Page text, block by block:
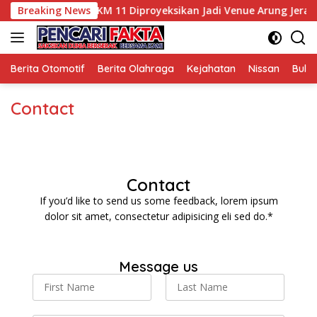
Breaking News
Sungai KM 11 Diproyeksikan Jadi Venue Arung Jeram
Berita Otomotif Berita Olahraga Kejahatan Nissan
Contact
Contact
If you’d like to send us some feedback, lorem ipsum
dolor sit amet, consectetur adipisicing eli sed do.*
Message us
a
m